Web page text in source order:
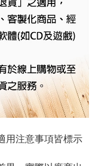
用注意事項皆標示